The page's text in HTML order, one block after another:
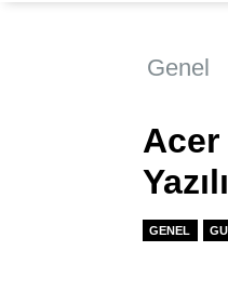
Genel
Acer
GENEL